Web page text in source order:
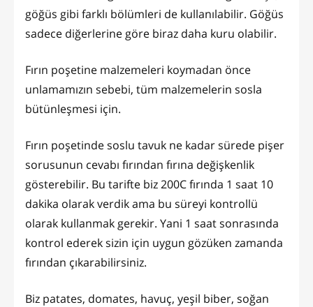
göğüs gibi farklı bölümleri de kullanılabilir. Göğüs
sadece diğerlerine göre biraz daha kuru olabilir.
Fırın poşetine malzemeleri koymadan önce
unlamamızın sebebi, tüm malzemelerin sosla
bütünleşmesi için.
Fırın poşetinde soslu tavuk ne kadar sürede pişer
sorusunun cevabı fırından fırına değişkenlik
gösterebilir. Bu tarifte biz 200C fırında 1 saat 10
dakika olarak verdik ama bu süreyi kontrollü
olarak kullanmak gerekir. Yani 1 saat sonrasında
kontrol ederek sizin için uygun gözüken zamanda
fırından çıkarabilirsiniz.
Biz patates, domates, havuç, yeşil biber, soğan